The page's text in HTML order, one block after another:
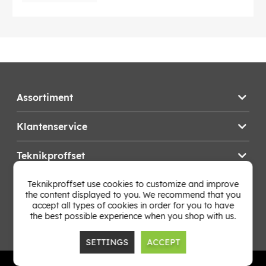
6971071551347
EAN:
Assortiment
Klantenservice
Teknikproffset
Wijzig Land
Teknikproffset use cookies to customize and improve
the content displayed to you. We recommend that you
accept all types of cookies in order for you to have
the best possible experience when you shop with us.
SETTINGS ACCEPT